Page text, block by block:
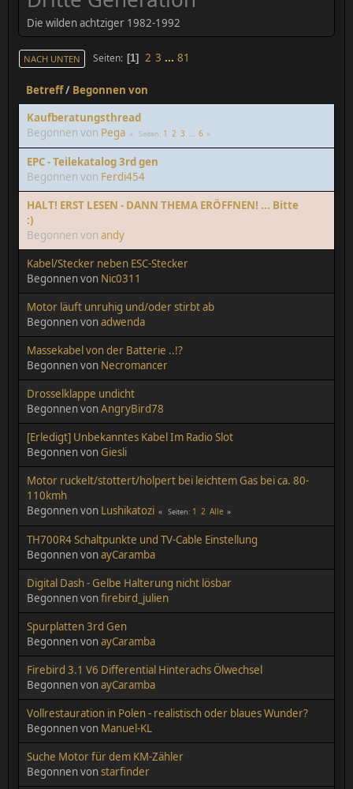
Dritte Generation
Betreff/Begonnen von
Kaufberatungsthread
Begonnen von Pega
EPC - Teilekatalog 3rd gen
Begonnen vonFerdi454
HALT! ERST LESEN - DANN THEMA ERÖFFNEN! ... Bitte
:)
Begonnen von
andy
Kabel/Stecker neben ESC-Stecker
Begonnen von
Nic0311
Motor läuft unruhig und/oder stirbt ab
Begonnen von
adwenda
Massekabel von der Batterie ..!?
Begonnen von
Necromancer
Drosselklappe undicht
Begonnen von AngryBird78
[Erledigt] Unbekanntes Kabel Im Radio Slot
Begonnen von Giesli
Motor ruckelt/stottert/holpert bei leichtem Gas bei ca. 80-
110kmh
Begonnen von Lushikatozi Seiten 1 Alle
TH700R4 Schaltpunkte und TV-Cable Einstellung
Begonnen von ayCaramba
Digital Dash - Gelbe Halterung nicht lösbar
Begonnen von
firebird_julien
Spurplatten 3rd Gen
Begonnen von ayCaramba
Firebird 3.1 V6 Differential Hinterachs Ölwechsel
Begonnen von
ayCaramba
Vollrestauration in Polen - realistisch oder blaues Wunder?
Begonnen von Manuel-KL
Suche Motor für dem KM-Zähler